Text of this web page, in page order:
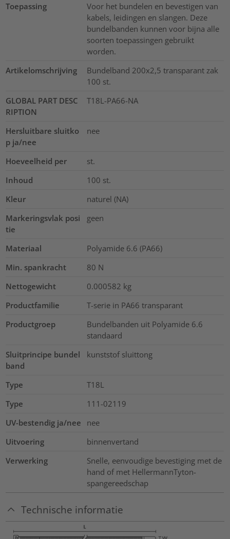
Toepassing
Voor het bundelen en bevestigen van
kabels, leidingen en slangen. Deze
bundelbanden kunnen voor bijna alle
soorten toepassingen gebruikt
worden.
Artikelomschrijving
Bundelband 200x2,5 transparant zak
100 st.
GLOBAL PART DESC
RIPTION
T18L-PA66-NA
Hersluitbare sluitko
p ja/nee
nee
Hoeveelheid per
st.
Inhoud
100 st.
Kleur
naturel (NA)
Markeringsvlak posi
tie
geen
Materiaal
Polyamide 6.6 (PA66)
Min. spankracht
80 N
Nettogewicht
0.000582 kg
Productfamilie
T-serie in PA66 transparant
Productgroep
Bundelbanden uit Polyamide 6.6
standaard
Sluitprincipe bundel
band
kunststof sluittong
Type
T18L
Type
111-02119
UV-bestendig ja/nee
nee
Uitvoering
binnenvertand
Verwerking
Snelle, eenvoudige bevestiging met de
hand of met HellermannTyton-
spangereedschap
Technische informatie